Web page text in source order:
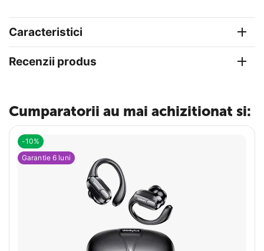
Caracteristici
Recenzii produs
Cumparatorii au mai achizitionat si:
-10%
Garantie 6 luni